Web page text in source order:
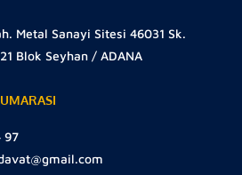
Metal Sanayi Sitesi 46031 Sk.
Blok Seyhan / ADANA
97